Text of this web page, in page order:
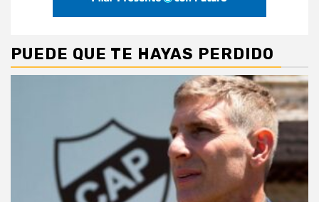
PUEDE QUE TE HAYAS PERDIDO